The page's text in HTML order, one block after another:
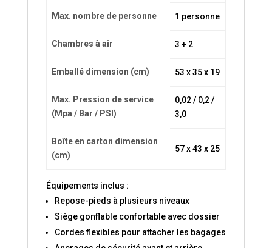
Max. nombre de personne 1 personne
Chambres à air 3 + 2
Emballé dimension (cm) 53 x 35 x 19
Max. Pression de service
(Mpa / Bar / PSI)
0,02 / 0,2 /
3,0
Boîte en carton dimension
(cm)
57 x 43 x 25
Équipements inclus :
Repose-pieds à plusieurs niveaux
Siège gonflable confortable avec dossier
Cordes flexibles pour attacher les bagages